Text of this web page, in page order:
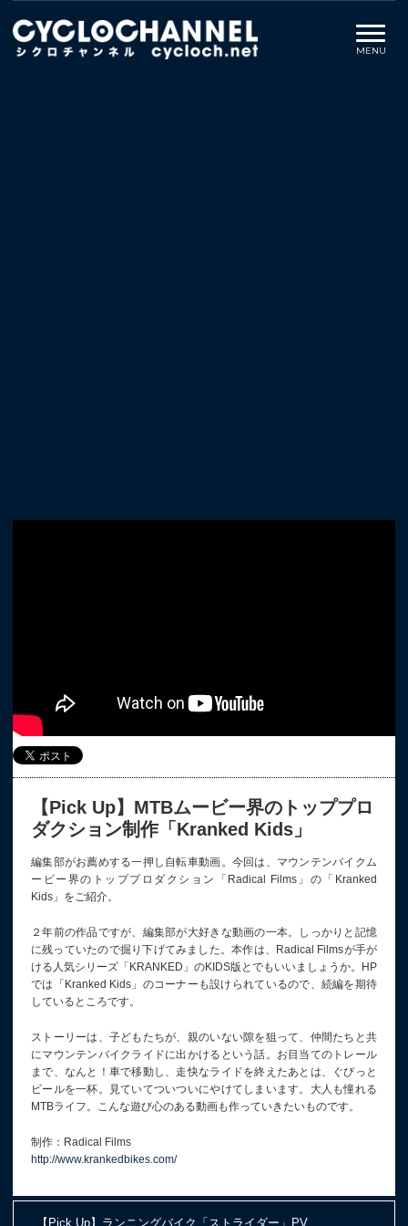
【Pick Up】MTBムービー界のトッププロ
ダクション制作「Kranked Kids」
編集部がお薦めする一押し自転車動画。今回は、マウンテンバイクム
ービー界のトッププロダクション「Radical Films」の「Kranked
Kids」をご紹介。
２年前の作品ですが、編集部が大好きな動画の一本。しっかりと記憶
に残っていたので掘り下げてみました。本作は、Radical Filmsが手が
ける人気シリーズ「KRANKED」のKIDS版とでもいいましょうか。HP
では「Kranked Kids」のコーナーも設けられているので、続編を期待
しているところです。
ストーリーは、子どもたちが、親のいない隙を狙って、仲間たちと共
にマウンテンバイクライドに出かけるという話。お目当てのトレール
まで、なんと！車で移動し、走快なライドを終えたあとは、ぐびっと
ビールを一杯。見ていてついついにやけてしまいます。大人も憧れる
MTBライフ。こんな遊び心のある動画も作っていきたいものです。
制作：Radical Films
http://www.krankedbikes.com/
【Pick Up】ランニングバイク「ストライダー」PV